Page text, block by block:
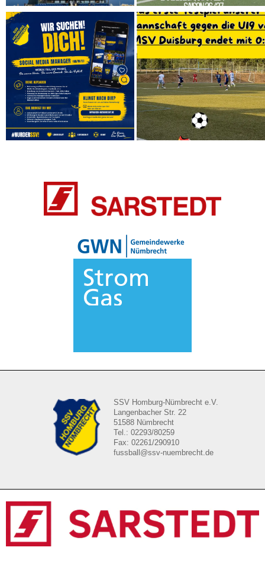
SSV Homburg-Nümbrecht e.V.
Langenbacher Str. 22
51588 Nümbrecht
Tel.: 02293/80259
Fax: 02261/290910
fussball@ssv-nuembrecht.de